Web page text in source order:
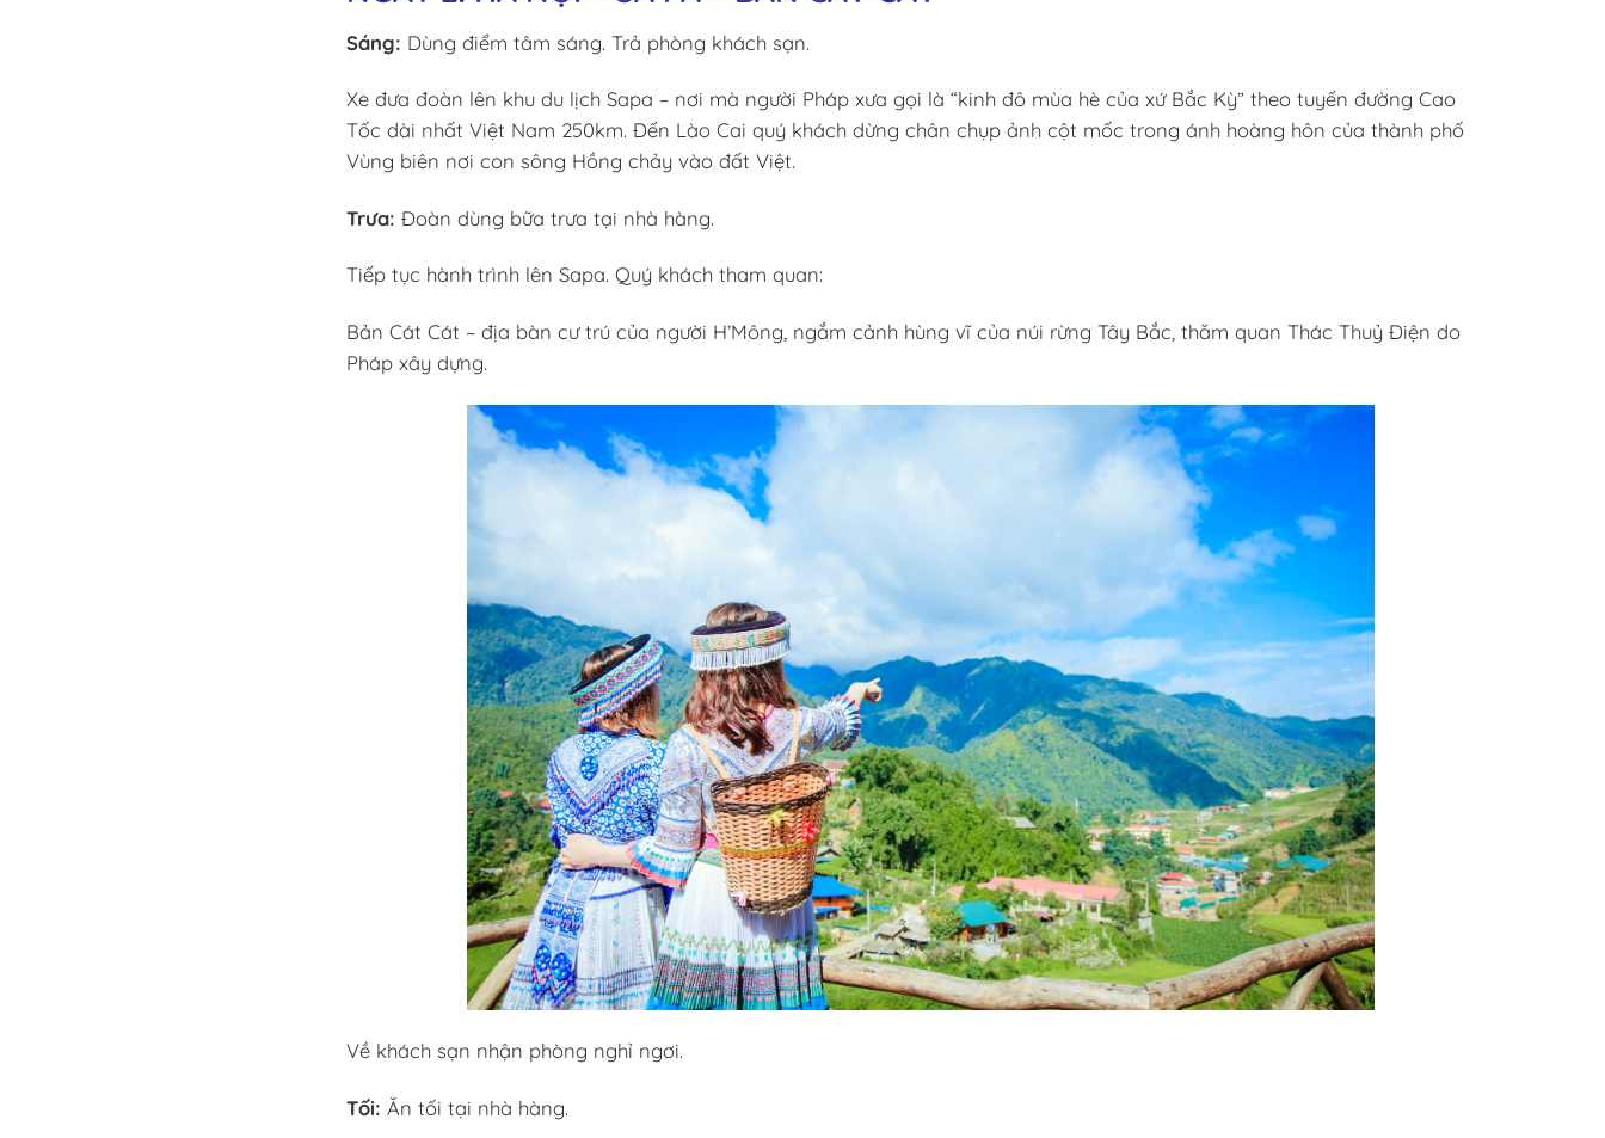
Sáng: Dùng điểm tâm sáng. Trả phòng khách sạn.
Xe đưa đoàn lên khu du lịch Sapa – nơi mà người Pháp xưa gọi là “kinh đô mùa hè của xứ Bắc Kỳ” theo tuyến đường Cao
Tốc dài nhất Việt Nam 250km. Đến Lào Cai quý khách dừng chân chụp ảnh cột mốc trong ánh hoàng hôn của thành phố
Vùng biên nơi con sông Hồng chảy vào đất Việt.
Trưa: Đoàn dùng bữa trưa tại nhà hàng.
Tiếp tục hành trình lên Sapa. Quý khách tham quan:
Bản Cát Cát – địa bàn cư trú của người H’Mông, ngắm cảnh hùng vĩ của núi rừng Tây Bắc, thăm quan Thác Thuỷ Điện do
Pháp xây dựng.
Về khách sạn nhận phòng nghỉ ngơi.
Tối: Ăn tối tại nhà hàng.